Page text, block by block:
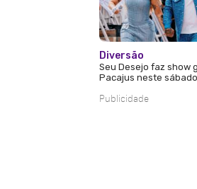
Diversão
Seu Desejo faz show
Pacajus neste
Publicidade